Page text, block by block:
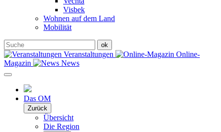
Visbek
Wohnen auf dem Land
Mobilität
Veranstaltungen
Online-
Magazin
News
Das OM
Zurück
Übersicht
Die Region